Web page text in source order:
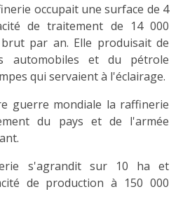
occupait une surface de 4
de traitement de 14 000
par an. Elle produisait de
automobiles et du pétrole
qui servaient à l'éclairage.
guerre mondiale la raffinerie
du pays et de l'armée
s'agrandit sur 10 ha et
de production à 150 000